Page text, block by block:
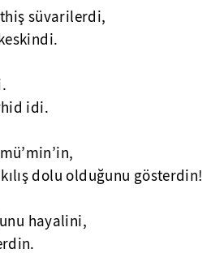
süvarilerdi,
idi.
dolu olduğunu gösterdin!
hayalini,